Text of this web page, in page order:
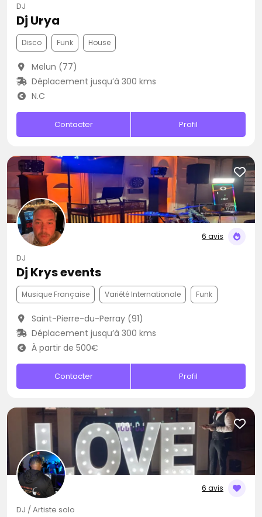
DJ
Dj Urya
Disco Funk House
Melun (77)
Déplacement jusqu’à 300 kms
N.C
Contacter Profil
6 avis
DJ
Dj Krys events
Musique Française Variété Internationale Funk
Saint-Pierre-du-Perray (91)
Déplacement jusqu’à 300 kms
À partir de 500€
Contacter Profil
6 avis
DJ / Artiste solo